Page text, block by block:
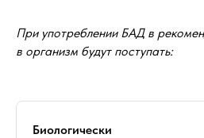
При употреблении БАД в
в организм будут поступать:
Биологически